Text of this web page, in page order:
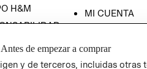
H&M
MI CUENTA
Antes de empezar a comprar
y de terceros, incluidas otras